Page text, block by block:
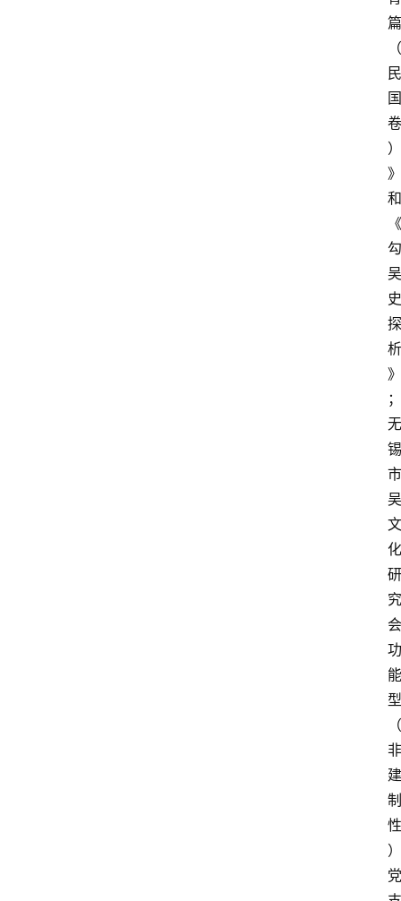
篇
（
民
国
卷
）
》
和
《
勾
吴
史
探
析
》
；
无
锡
市
吴
文
化
研
究
会
功
能
型
（
非
建
制
性
）
党